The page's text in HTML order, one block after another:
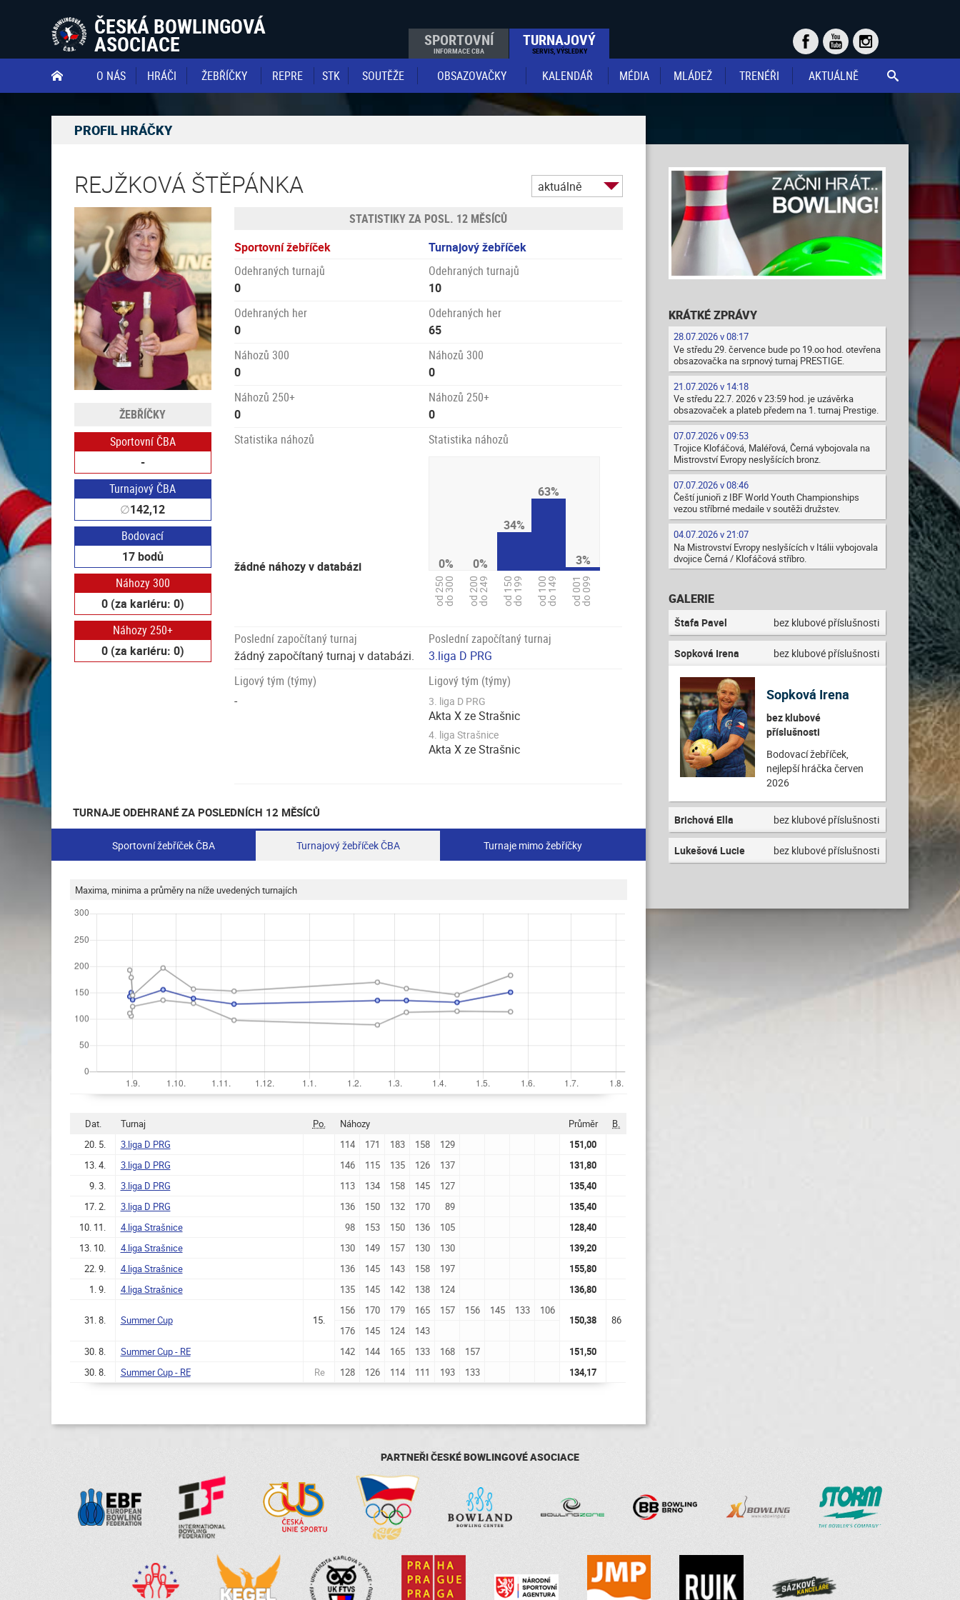
ČESKÁ BOWLINGOVÁ
ASOCIACE SPORTOVNÍ
INFORMACE CBA
TURNAJOVÝ
SERVIS, VÝSLEDKY

 O NÁS HRÁČI ŽEBŘÍČKY REPRE STK SOUTĚŽE OBSAZOVAČKY KALENDÁŘ MÉDIA MLÁDEŽ TRENÉŘI AKTUÁLNĚ
PROFIL HRÁČKY
REJŽKOVÁ ŠTĚPÁNKA aktuálně
ŽEBŘÍČKY
Sportovní ČBA
-
Turnajový ČBA
∅142,12
Bodovací
17 bodů
Náhozy 300
0 (za kariéru: 0)
Náhozy 250+
0 (za kariéru: 0)
STATISTIKY ZA POSL. 12 MĚSÍCŮ
Sportovní žebříček
Turnajový žebříček
Odehraných turnajů
Odehraných turnajů
0
10
Odehraných her
Odehraných her
0
65
Náhozů 300
Náhozů 300
0
0
Náhozů 250+
Náhozů 250+
0
0
Statistika náhozů
Statistika náhozů
žádné náhozy v databázi 0%
od 250do 300
0%
od 200do 249
34%
od 150do 199
63%
od 100do 149
3%
od 001do 099
Poslední započítaný turnaj
Poslední započítaný turnaj
žádný započítaný turnaj v databázi.
3.liga D PRG
Ligový tým (týmy)
Ligový tým (týmy)
-
3. liga D PRG
Akta X ze Strašnic
4. liga Strašnice
Akta X ze Strašnic
TURNAJE ODEHRANÉ ZA POSLEDNÍCH 12 MĚSÍCŮ
Sportovní žebříček ČBA Turnajový žebříček ČBA Turnaje mimo žebříčky
Maxima, minima a průměry na níže uvedených turnajích
Dat. Turnaj Po. Náhozy Průměr
B.
20. 5.
3.liga D PRG 114 171 183 158 129
151,00
13. 4.
3.liga D PRG 146 115 135 126 137
131,80
9. 3.
3.liga D PRG 113 134 158 145 127
135,40
17. 2.
3.liga D PRG 136 150 132 170 89
135,40
10. 11.
4.liga Strašnice 98 153 150 136 105
128,40
13. 10.
4.liga Strašnice 130 149 157 130 130
139,20
22. 9.
4.liga Strašnice 136 145 143 158 197
155,80
1. 9.
4.liga Strašnice 135 145 142 138 124 136,80
31. 8. Summer Cup 15.
156 170 179 165 157 156 145 133 106
150,38
86
176
145 124
143
30. 8.
Summer Cup - RE 142 144 165 133 168 157
151,50
30. 8.
Summer Cup - RE Re 128 126 114 111 193 133 134,17
KRÁTKÉ ZPRÁVY
28.07.2026 v 08:17
Ve středu 29. července bude po 19.oo hod. otevřena
obsazovačka na srpnový turnaj PRESTIGE.
21.07.2026 v 14:18
Ve středu 22.7. 2026 v 23:59 hod. je uzávěrka
obsazovaček a plateb předem na 1. turnaj Prestige.
07.07.2026 v 09:53
Trojice Klofáčová, Maléřová, Černá vybojovala na
Mistrovství Evropy neslyšících bronz.
07.07.2026 v 08:46
Čeští junioři z IBF World Youth Championships
vezou stříbrné medaile v soutěži družstev.
04.07.2026 v 21:07
Na Mistrovství Evropy neslyšících v Itálii vybojovala
dvojice Černá / Klofáčová stříbro.
GALERIE
Štafa Pavel bez klubové příslušnosti
Sopková Irena bez klubové příslušnosti
Sopková Irena
bez klubové
příslušnosti
Bodovací žebříček,
nejlepší hráčka červen
2026
Brichová Ella bez klubové příslušnosti
Lukešová Lucie bez klubové příslušnosti
PARTNEŘI ČESKÉ BOWLINGOVÉ ASOCIACE